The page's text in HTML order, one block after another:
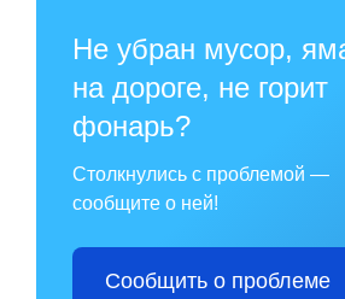
Не убран мусор,
на дороге, не горит
фонарь?
Столкнулись с проблемой —
сообщите о ней!
Сообщить о проблеме